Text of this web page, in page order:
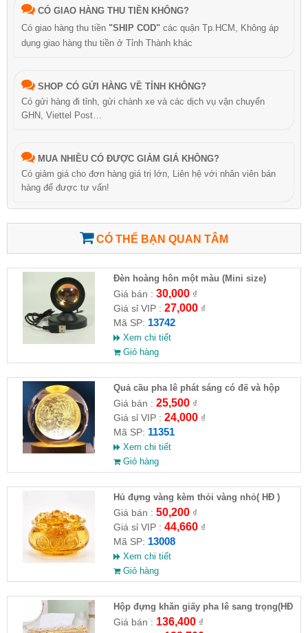
CÓ GIAO HÀNG THU TIỀN KHÔNG?
Có giao hàng thu tiền "SHIP COD" các quận Tp.HCM, Không áp
dụng giao hàng thu tiền ở Tỉnh Thành khác
SHOP CÓ GỬI HÀNG VỀ TỈNH KHÔNG?
Có gửi hàng đi tỉnh, gửi chành xe và các dịch vụ vận chuyển
GHN, Viettel Post…
MUA NHIỀU CÓ ĐƯỢC GIẢM GIÁ KHÔNG?
Có giảm giá cho đơn hàng giá trị lớn, Liên hệ với nhân viên bán
hàng để được tư vấn!
CÓ THỂ BẠN QUAN TÂM
Đèn hoàng hôn một màu (Mini size)
Giá bán : 30,000₫
Giá sỉ VIP : 27,000₫
Mã SP: 13742
Xem chi tiết
Giỏ hàng
Quả cầu pha lê phát sáng có đế và hộp
Giá bán : 25,500₫
Giá sỉ VIP : 24,000₫
Mã SP: 11351
Xem chi tiết
Giỏ hàng
Hủ đựng vàng kèm thỏi vàng nhỏ( HĐ )
Giá bán : 50,200₫
Giá sỉ VIP : 44,660₫
Mã SP: 13008
Xem chi tiết
Giỏ hàng
Hộp đựng khăn giấy pha lê sang trọng(HĐ
)Giá bán : 136,400₫